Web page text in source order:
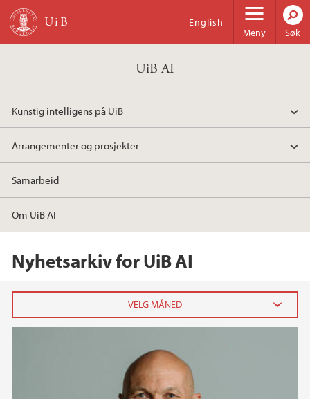
Hopp til hovedinnhold
Meny
English
Søk
UiB AI
Kunstig intelligens på UiB
Arrangementer og prosjekter
Samarbeid
Om UiB AI
Nyhetsarkiv for UiB AI
mai (1)
mars (1)